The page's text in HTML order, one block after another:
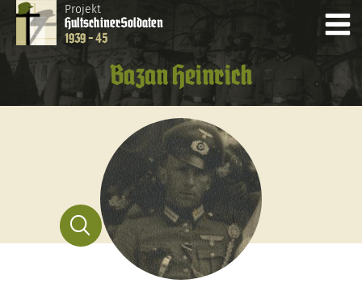
Projekt
HultschinerSoldaten
1939 - 45
Bazan Heinrich